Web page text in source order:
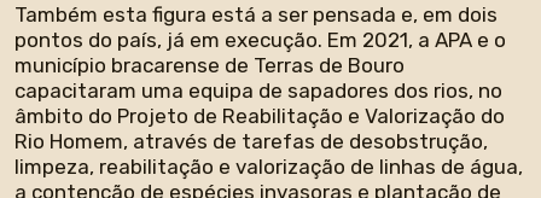
Também esta figura está a ser pensada e, em dois
pontos do país, já em execução. Em 2021, a APA e o
município bracarense de Terras de Bouro
capacitaram uma equipa de sapadores dos rios, no
âmbito do Projeto de Reabilitação e Valorização do
Rio Homem, através de tarefas de desobstrução,
limpeza, reabilitação e valorização de linhas de água,
a contenção de espécies invasoras e plantação de